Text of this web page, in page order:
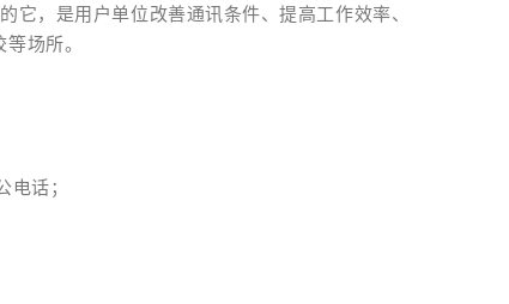
，是用户单位改善通讯条件、提高工作效率、
场所。
话；